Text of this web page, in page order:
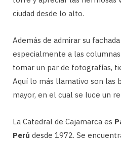
ciudad desde lo alto.
Además de admirar su
especialmente a las
tomar un par de fotografías,
Aquí lo más llamativo son las
mayor, en el cual se luce un
La Catedral de Cajamarca es
Perú desde 1972. Se